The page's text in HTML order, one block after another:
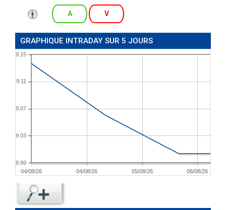
A V
GRAPHIQUE INTRADAY SUR 5 JOURS
04/08/26 04/08/26 05/08/26 06/08/26
8.99
9.03
9.07
9.11
9.15